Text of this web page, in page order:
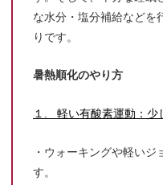
な水分・塩分補給などを
りです。
暑熱順化のやり方
１. 軽い有酸素運動：少
・ウォーキングや軽い
す。